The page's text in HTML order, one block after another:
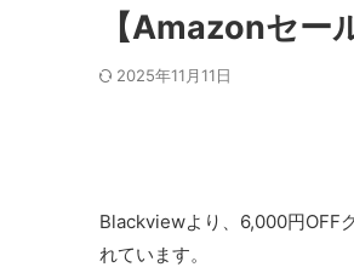
【Amazonセー
2025年11月11日
Blackviewより、6,000円OFF
れています。